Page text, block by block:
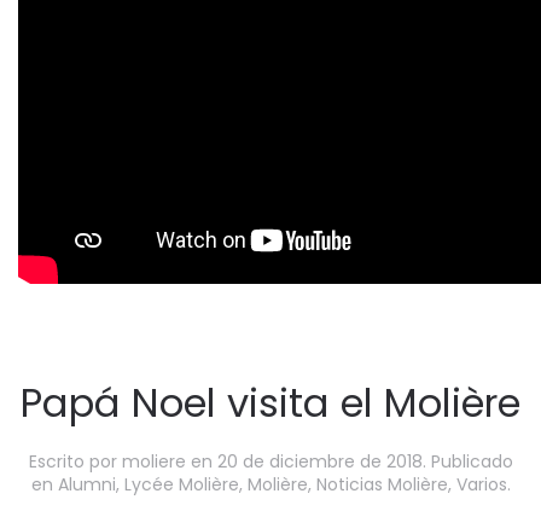
Papá Noel visita el Molière
Escrito por moliere en 20 de diciembre de 2018. Publicado
en Alumni, Lycée Molière, Molière, Noticias Molière, Varios.